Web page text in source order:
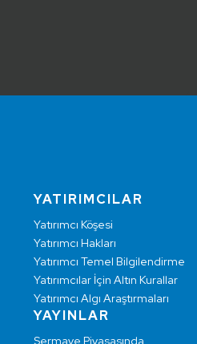
YATIRIMCILAR
Yatırımcı Köşesi
Yatırımcı Hakları
Yatırımcı Temel Bilgilendirme
Yatırımcılar İçin Altın Kurallar
Yatırımcı Algı Araştırmaları
YAYINLAR
Sermaye Piyasasında